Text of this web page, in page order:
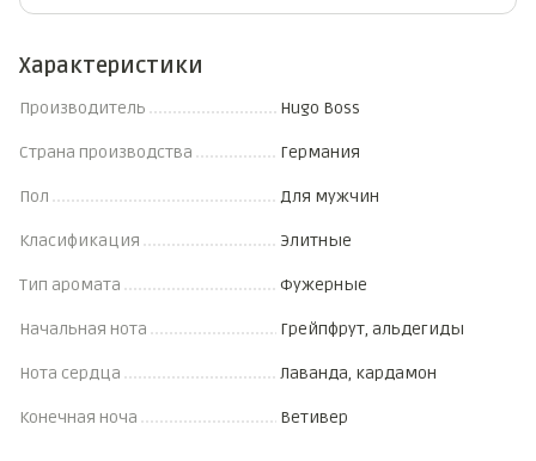
Характеристики
Производитель Hugo Boss
Страна производства Германия
Пол Для мужчин
Класификация Элитные
Тип аромата Фужерные
Начальная нота Грейпфрут, альдегиды
Нота сердца Лаванда, кардамон
Конечная ноча Ветивер